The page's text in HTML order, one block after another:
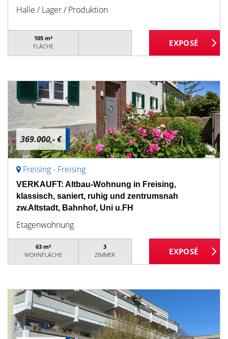
Halle / Lager / Produktion
105 m²
FLÄCHE
369.000,- €
Freising - Freising
VERKAUFT: Altbau-Wohnung in Freising,
klassisch, saniert, ruhig und zentrumsnah
zw.Altstadt, Bahnhof, Uni u.FH
Etagenwohnung
63 m²
WOHNFLÄCHE
3
ZIMMER